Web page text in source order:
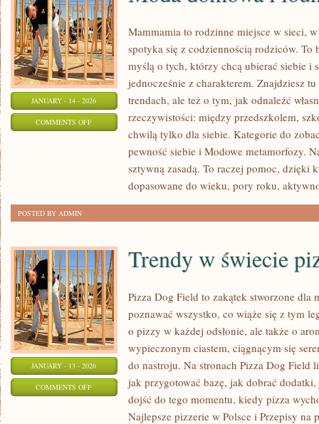
JANUARY - 14 - 2026
COMMENTS OFFON
LOUNGEWEAR
Mammamia to rodzinne miejsce w sieci,
spotyka się z codziennością rodziców.
myślą o tych, którzy chcą ubierać siebie i
jednocześnie z charakterem. Znajdziesz
trendach, ale też o tym, jak odnaleźć
rzeczywistości: między przedszkolem,
chwilą tylko dla siebie. Kategorie do
pewność siebie i Modowe metamorfozy.
sztywną zasadą. To raczej pomoc, dzięki
dopasowane do wieku, pory roku,
POSTED BY ADMIN
JANUARY - 13 - 2026
COMMENTS OFFON
Trendy w świecie
Pizza Dog Field to zakątek stworzone dla
poznawać wszystko, co wiąże się z tym
o pizzy w każdej odsłonie, ale także o
wypieczonym ciastem, ciągnącym się
do nastroju. Na stronach Pizza Dog
jak przygotować bazę, jak dobrać
dojść do tego momentu, kiedy pizza
Najlepsze pizzerie w Polsce i Przepisy na